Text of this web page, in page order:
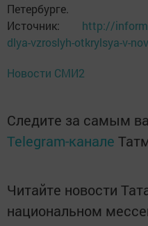
Петербурге.
Источник: http://
dlya-vzroslyh-otkrylsya-v-
Новости СМИ2
Следите за самым
Telegram-канале
Читайте новости
национальном